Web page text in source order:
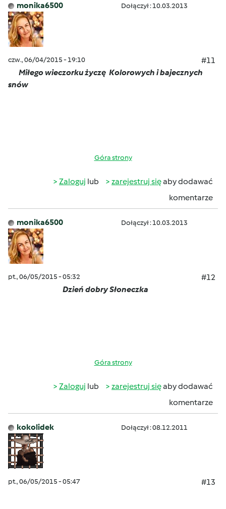
monika6500 Dołączył : 10.03.2013
czw., 06/04/2015 - 19:10
#11
Miłego wieczorku życzę Kolorowych i bajecznych
snów
Góra strony
Zaloguj lub zarejestruj sięaby dodawać
komentarze
monika6500 Dołączył : 10.03.2013
pt., 06/05/2015 - 05:32
#12
Dzień dobry Słoneczka
Góra strony
Zaloguj lub zarejestruj sięaby dodawać
komentarze
kokolidek Dołączył : 08.12.2011
pt., 06/05/2015 - 05:47 #13